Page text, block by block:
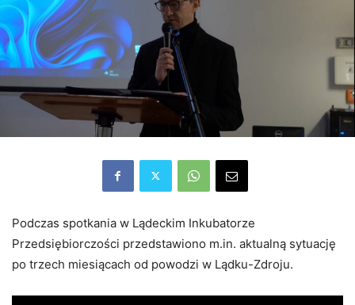
Podczas spotkania w Lądeckim Inkubatorze
Przedsiębiorczości przedstawiono m.in. aktualną sytuację
po trzech miesiącach od powodzi w Lądku-Zdroju.